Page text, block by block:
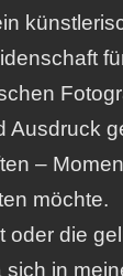
Ausdruck
–
möchte.
oder die
in